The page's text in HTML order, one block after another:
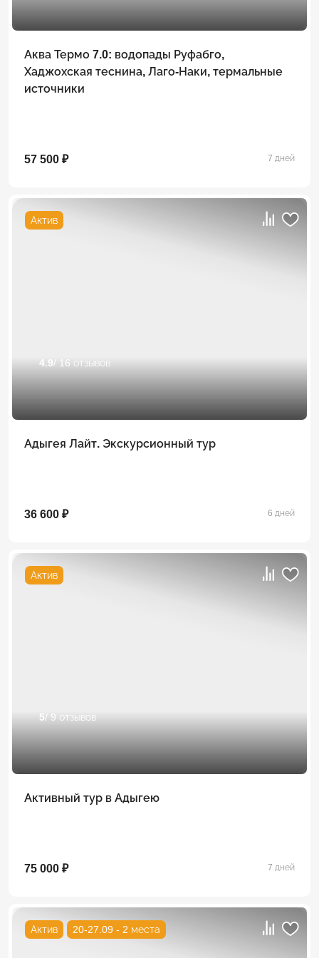
Аква Термо 7.0: водопады Руфабго,
Хаджохская теснина, Лаго-Наки, термальные
источники
57 500 ₽ 7 дней
Актив
4.9 / 16 отзывов
Адыгея Лайт. Экскурсионный тур
36 600 ₽ 6 дней
Актив
5/ 9 отзывов
Активный тур в Адыгею
75 000 ₽ 7 дней
Актив 20-27.09 - 2 места